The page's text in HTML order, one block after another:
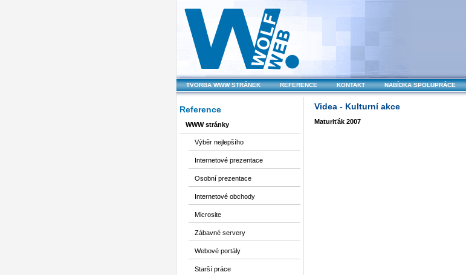
TVORBA WWW STRÁNEK REFERENCE KONTAKT NABÍDKA SPOLUPRÁCE
Videa - Kulturní akce
Maturiťák 2007
Reference
WWW stránky
Výběr nejlepšího
Internetové prezentace
Osobní prezentace
Internetové obchody
Microsite
Zábavné servery
Webové portály
Starší práce